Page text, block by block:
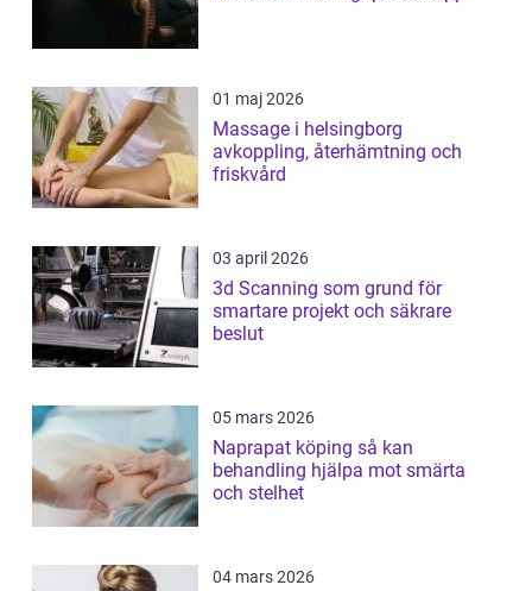
01 maj 2026
Massage i helsingborg
avkoppling, återhämtning och
friskvård
03 april 2026
3d Scanning som grund för
smartare projekt och säkrare
beslut
05 mars 2026
Naprapat köping så kan
behandling hjälpa mot smärta
och stelhet
04 mars 2026